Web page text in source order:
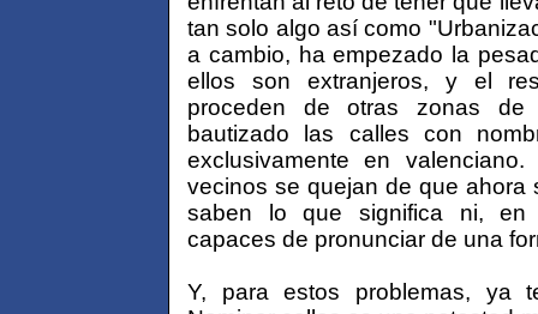
tan solo algo así como
a cambio, ha empezado la
ellos son extranjeros, y el
proceden de otras zonas
bautizado las calles con
exclusivamente en
vecinos se quejan de que ahora
saben lo que significa ni, en
capaces de pronunciar de una
Y, para estos problemas, ya